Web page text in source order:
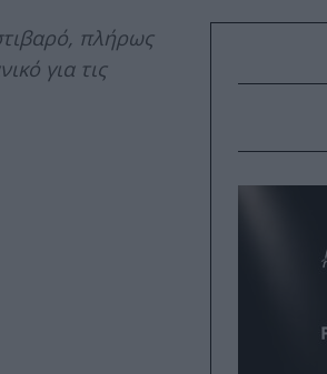
πλήρως
για τις